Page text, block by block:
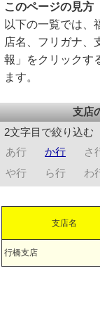
このページの見方
以下の一覧では、
店名、フリガナ、
報」をクリックす
ます。
支店
2文字目で絞り込む
あ行 か行 さ
や行
ら行 わ
支店名
行橋支店